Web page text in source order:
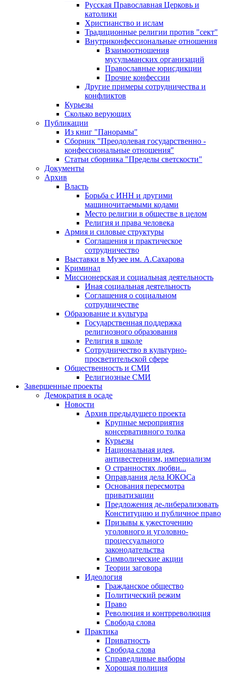
Русская Православная Церковь и
католики
Христианство и ислам
Традиционные религии против "сект"
Внутриконфессиональные отношения
Взаимоотношения
мусульманских организаций
Православные юрисдикции
Прочие конфессии
Другие примеры сотрудничества и
конфликтов
Курьезы
Сколько верующих
Публикации
Из книг "Панорамы"
Сборник "Преодолевая государственно -
конфессиональные отношения"
Статьи сборника "Пределы светскости"
Документы
Архив
Власть
Борьба с ИНН и другими
машиночитаемыми кодами
Место религии в обществе в целом
Религия и права человека
Армия и силовые структуры
Соглашения и практическое
сотрудничество
Выставки в Музее им. А.Сахарова
Криминал
Миссионерская и социальная деятельность
Иная социальная деятельность
Соглашения о социальном
сотрудничестве
Образование и культура
Государственная поддержка
религиозного образования
Религия в школе
Сотрудничество в культурно-
просветительской сфере
Общественность и СМИ
Религиозные СМИ
Завершенные проекты
Демократия в осаде
Новости
Архив предыдущего проекта
Крупные мероприятия
консервативного толка
Курьезы
Национальная идея,
антивестернизм, империализм
О странностях любви...
Оправдания дела ЮКОСа
Основания пересмотра
приватизации
Предложения де-либерализовать
Конституцию и публичное право
Призывы к ужесточению
уголовного и уголовно-
процессуального
законодательства
Символические акции
Теории заговора
Идеология
Гражданское общество
Политический режим
Право
Революция и контрреволюция
Свобода слова
Практика
Приватность
Свобода слова
Справедливые выборы
Хорошая полиция